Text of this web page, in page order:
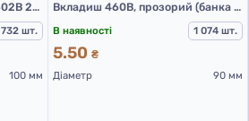
Кришка 461В, біла (банка 602В 250 мл)
732 шт.
100 мм
Вкладиш 460В, прозорий (банка 602В 250 мл)
В наявності
1 074 шт.
5.50 ₴
Діаметр
90 мм